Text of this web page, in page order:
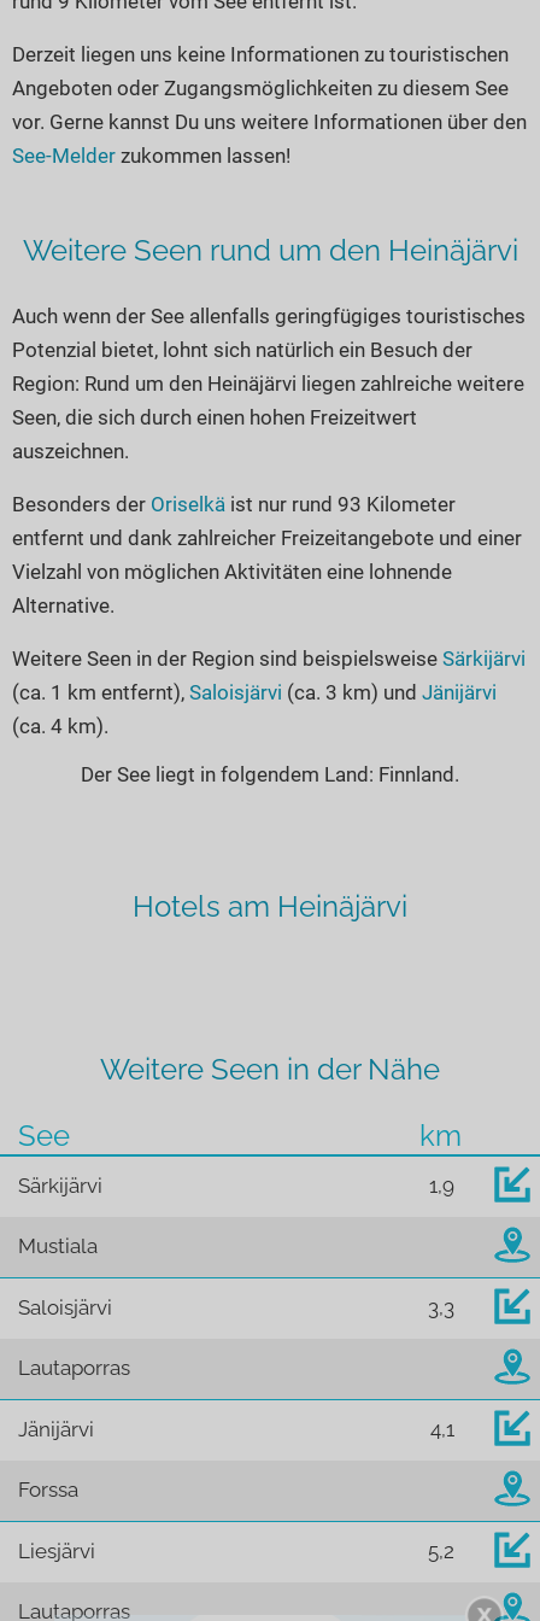
Glamping
Seen in Europa
Österreich
Schweiz
Frankreich
Norwegen
alle Länder…
Derzeit liegen uns keine Informationen zu touristischen
Angeboten oder Zugangsmöglichkeiten zu diesem See
vor. Gerne kannst Du uns weitere Informationen über den
See-Melder zukommen lassen!
Weitere Seen rund um den Heinäjärvi
Auch wenn der See allenfalls geringfügiges touristisches
Potenzial bietet, lohnt sich natürlich ein Besuch der
Region: Rund um den Heinäjärvi liegen zahlreiche weitere
Seen, die sich durch einen hohen Freizeitwert
auszeichnen.
Besonders der Oriselkä ist nur rund 93 Kilometer
entfernt und dank zahlreicher Freizeitangebote und einer
Vielzahl von möglichen Aktivitäten eine lohnende
Alternative.
Weitere Seen in der Region sind beispielsweise Särkijärvi
(ca. 1 km entfernt), Saloisjärvi (ca. 3 km) und Jänijärvi
(ca. 4 km).
Der See liegt in folgendem Land: Finnland.
Hotels am Heinäjärvi
Weitere Seen in der Nähe
See
km
Särkijärvi 1,9
Mustiala
Saloisjärvi 3,3
Lautaporras
Jänijärvi 4,1
Forssa
Liesjärvi 5,2
Lautaporras